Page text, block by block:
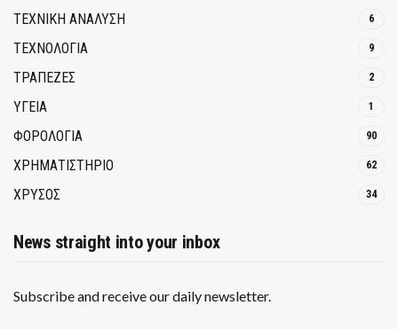
ΤΕΧΝΙΚΗ ΑΝΑΛΥΣΗ 6
ΤΕΧΝΟΛΟΓΙΑ 9
ΤΡΆΠΕΖΕΣ 2
ΥΓΕΙΑ 1
ΦΟΡΟΛΟΓΙΑ 90
ΧΡΗΜΑΤΙΣΤΗΡΙΟ 62
ΧΡΥΣΟΣ 34
News straight into your inbox
Subscribe and receive our daily newsletter.